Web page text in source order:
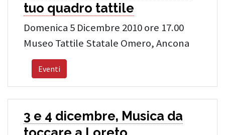
tuo quadro tattile
Domenica 5 Dicembre 2010 ore 17.00
Museo Tattile Statale Omero, Ancona
Eventi
3 e 4 dicembre, Musica da